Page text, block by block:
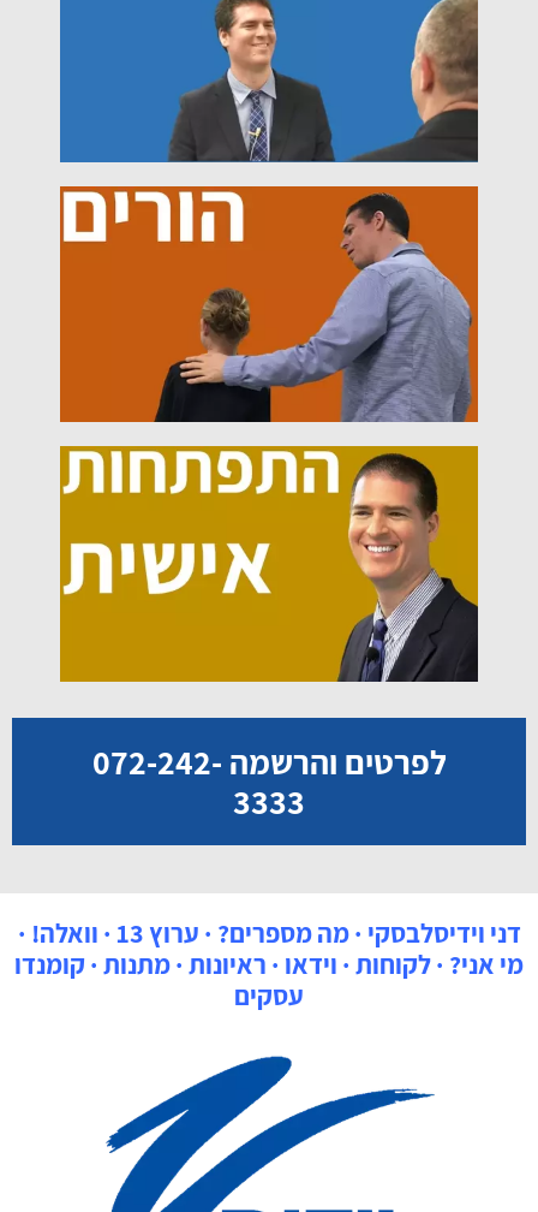
לפרטים והרשמה 072-242-
3333
דני וידיסלבסקי ·מה מספרים? · ערוץ 13 · וואלה! ·
מי אני? ·לקוחות · וידאו · ראיונות ·מתנות ·קומנדו
עסקים